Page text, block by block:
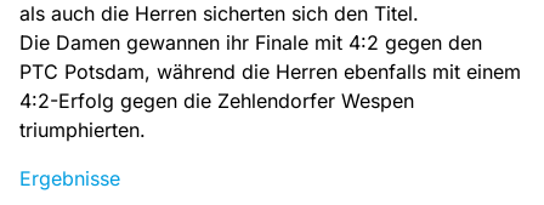
als auch die Herren sicherten sich den Titel.
Die Damen gewannen ihr Finale mit 4:2 gegen den
PTC Potsdam, während die Herren ebenfalls mit einem
4:2-Erfolg gegen die Zehlendorfer Wespen
triumphierten.
Ergebnisse